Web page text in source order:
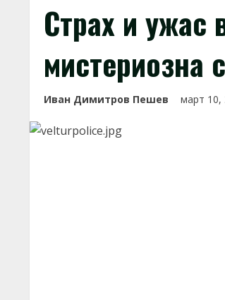
Страх и ужас
мистериозна
Иван Димитров Пешев март 10,